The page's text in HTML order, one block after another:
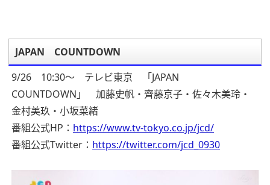
JAPAN COUNTDOWN
9/26 10:30～ テレビ東京 「JAPAN
COUNTDOWN」 加藤史帆・齊藤京子・佐々木美玲・
金村美玖・小坂菜緒
番組公式HP： https://www.tv-tokyo.co.jp/jcd/
番組公式Twitter： https://twitter.com/jcd_0930